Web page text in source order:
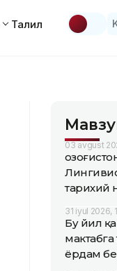
Таҳлил
03 avgust
тарихий
31 iyul 2026,
Бу йил
ёрдам